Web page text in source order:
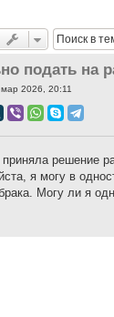
подать на
2026, 20:11
решение
я могу в
Могу ли я